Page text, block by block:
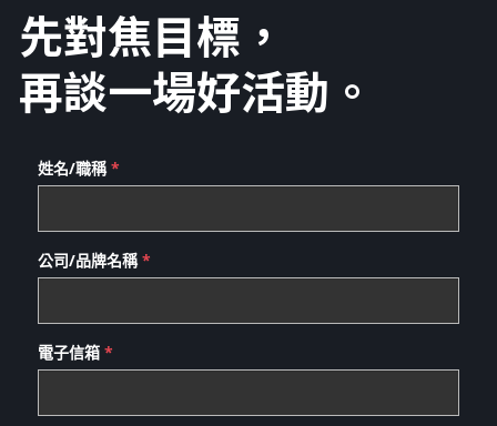
先對焦目標，
再談一場好活動。
姓名/職稱*
公司/品牌名稱*
電子信箱*